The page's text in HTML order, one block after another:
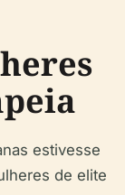
estivesse
de elite